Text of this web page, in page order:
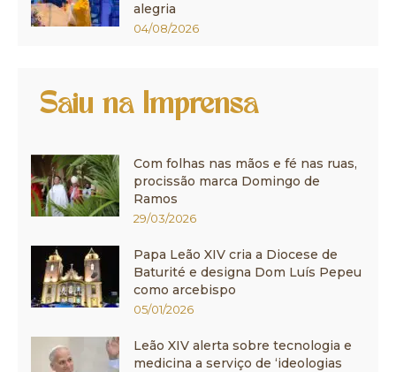
alegria
04/08/2026
Saiu na Imprensa
Com folhas nas mãos e fé nas ruas,
procissão marca Domingo de
Ramos
29/03/2026
Papa Leão XIV cria a Diocese de
Baturité e designa Dom Luís Pepeu
como arcebispo
05/01/2026
Leão XIV alerta sobre tecnologia e
medicina a serviço de ‘ideologias